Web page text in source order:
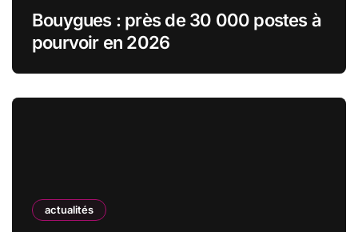
Bouygues : près de 30 000 postes à
pourvoir en 2026
actualités